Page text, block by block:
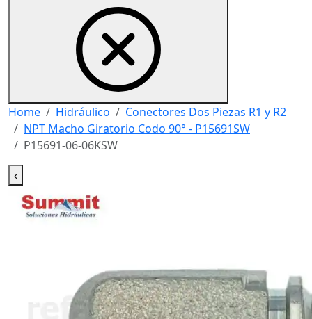
Home Hidráulico
Conectores Dos Piezas R1 y R2
NPT Macho Giratorio Codo 90° - P15691SW
P15691-06-06KSW
‹